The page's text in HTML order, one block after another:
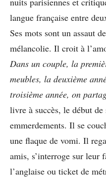
langue française entre
Ses mots sont un assaut
mélancolie. Il croit à
Dans un couple, la
meubles, la deuxième
troisième année, on
livre à succès, le début
emmerdements. Il se
une flaque de vomi. Il
amis, s’interroge sur leur
l’anglaise ou ticket de